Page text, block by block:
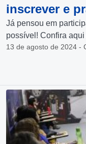
inscrever e
Já pensou em
possível! Confira aqui
13 de agosto de 2024 -